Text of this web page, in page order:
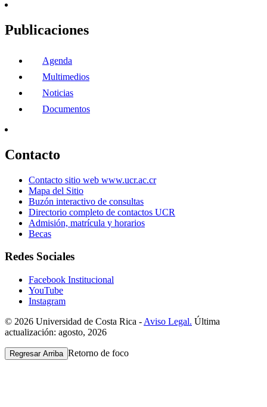
Publicaciones
Agenda
Multimedios
Noticias
Documentos
Contacto
Contacto sitio web www.ucr.ac.cr
Mapa del Sitio
Buzón interactivo de consultas
Directorio completo de contactos UCR
Admisión, matrícula y horarios
Becas
Redes Sociales
Facebook Institucional
YouTube
Instagram
© 2026 Universidad de Costa Rica - Aviso Legal. Última
actualización: agosto, 2026
Regresar Arriba Retorno de foco